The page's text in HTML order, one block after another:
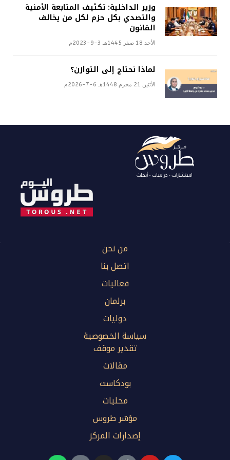
وزير الداخلية: تكثيف المتابعة الأمنية
والتصدي بكل حزم لكل من يخالف
القانون
الأحد 18 صفر 1445هـ 3-9-2023م
لماذا نحتاج إلى التوازن؟
الأثنين 21 محرم 1448هـ 6-7-2026م
من نحن
اتصل بنا
فعاليات
برلمان
دوليات
سياسة الخصوصية
تقدير موقف
مقالات
بودكاست
محليات
مؤشر طروس
إصدارات المركز